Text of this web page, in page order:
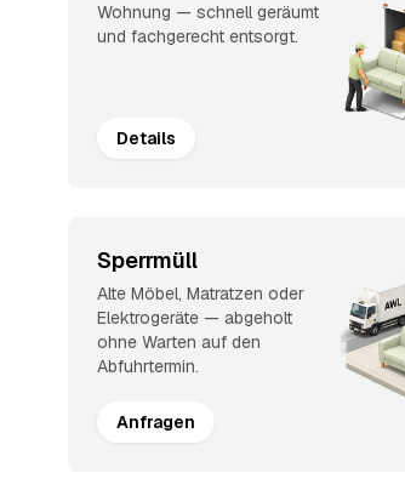
Wohnung — schnell geräumt
und fachgerecht entsorgt.
Details
Sperrmüll
Alte Möbel, Matratzen oder
Elektrogeräte — abgeholt
ohne Warten auf den
Abfuhrtermin.
Anfragen